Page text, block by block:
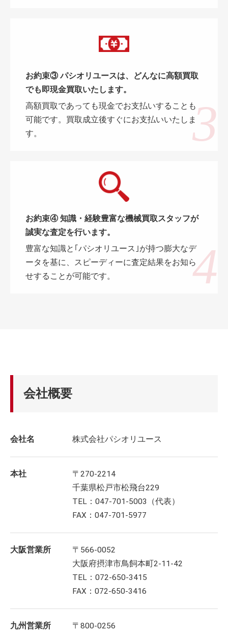
お約束③ パシオリユースは、どんなに高額買取
でも即現金買取いたします。
高額買取であっても現金でお支払いすることも
可能です。買取成立後すぐにお支払いいたしま
す。
お約束④ 知識・経験豊富な機械買取スタッフが
誠実な査定を行います。
豊富な知識と｢パシオリユース｣が持つ膨大なデ
ータを基に、スピーディーに査定結果をお知ら
せすることが可能です。
会社概要
会社名 株式会社パシオリユース
本社
〒270-2214
千葉県松戸市松飛台229
TEL：047-701-5003（代表）
FAX：047-701-5977
大阪営業所
〒566-0052
大阪府摂津市鳥飼本町2-11-42
TEL：072-650-3415
FAX：072-650-3416
九州営業所
〒800-0256